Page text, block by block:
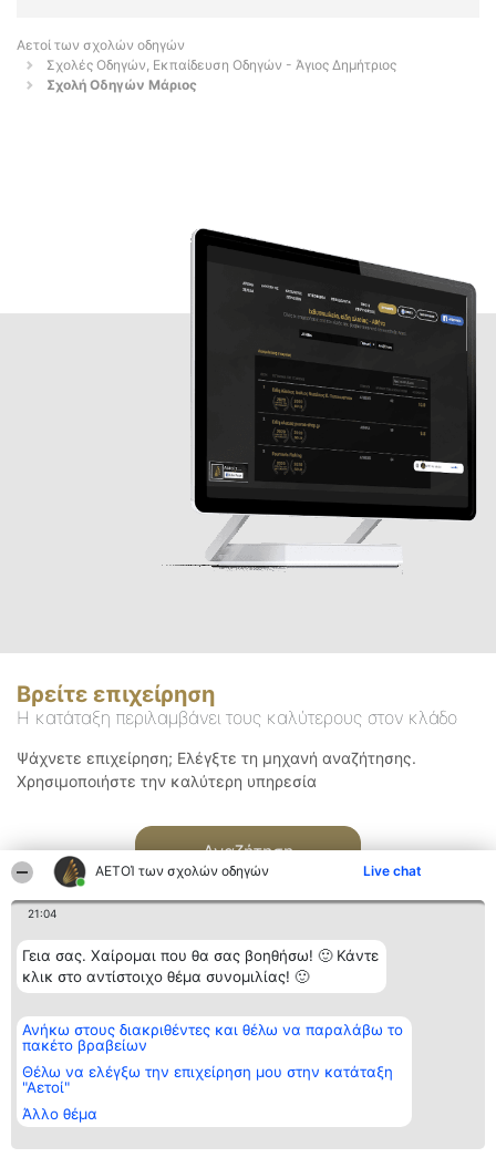
ΑΕΤΟΊ των σχολών οδηγών Live chat
21:04
Γεια σας. Χαίρομαι που θα σας βοηθήσω! 🙂 Κάντε
κλικ στο αντίστοιχο θέμα συνομιλίας! 🙂
Ανήκω στους διακριθέντες και θέλω να παραλάβω το
πακέτο βραβείων
Θέλω να ελέγξω την επιχείρηση μου στην κατάταξη
"Αετοί"
Άλλο θέμα
Αετοί των σχολών οδηγών
Σχολές Οδηγών, Εκπαίδευση Οδηγών - Άγιος Δημήτριος
Σχολή Οδηγών Μάριος
Βρείτε επιχείρηση
Η κατάταξη περιλαμβάνει τους καλύτερους στον κλάδο
Ψάχνετε επιχείρηση; Ελέγξτε τη μηχανή αναζήτησης.
Χρησιμοποιήστε την καλύτερη υπηρεσία
Αναζήτηση
Διοργανωτής της
κατάταξης
BEAUTIFUL COMPANY
ΤΗΛ. ΕΠΙΚΟΙΝΩΝΙΑΣ:
2104128019
email:
aetoi@beautifulcompany.co
Κατάταξη
Διακριθέντες
των
διακριθέντων
προϋποθέσεις
Επικοινωνία
Επικοινωνία